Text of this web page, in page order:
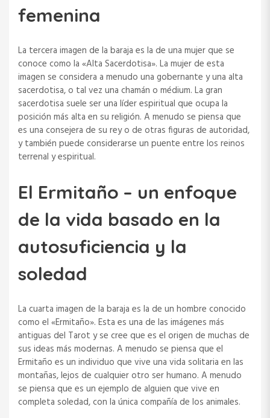
femenina
La tercera imagen de la baraja es la de una mujer que se
conoce como la «Alta Sacerdotisa». La mujer de esta
imagen se considera a menudo una gobernante y una alta
sacerdotisa, o tal vez una chamán o médium. La gran
sacerdotisa suele ser una líder espiritual que ocupa la
posición más alta en su religión. A menudo se piensa que
es una consejera de su rey o de otras figuras de autoridad,
y también puede considerarse un puente entre los reinos
terrenal y espiritual.
El Ermitaño – un enfoque
de la vida basado en la
autosuficiencia y la
soledad
La cuarta imagen de la baraja es la de un hombre conocido
como el «Ermitaño». Esta es una de las imágenes más
antiguas del Tarot y se cree que es el origen de muchas de
sus ideas más modernas. A menudo se piensa que el
Ermitaño es un individuo que vive una vida solitaria en las
montañas, lejos de cualquier otro ser humano. A menudo
se piensa que es un ejemplo de alguien que vive en
completa soledad, con la única compañía de los animales.